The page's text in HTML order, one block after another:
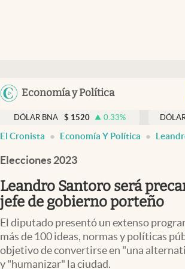
Economía y Política
Members
Economía y Política
Finanzas y Mercados
Mercados Online
Negocios
Columnistas
Otras secciones
Apertura
$ 1520 0.33 % DÓLAR BLUE $
El Cronista Economía Y Política
Elecciones 2023
Leandro Santoro será
jefe de gobierno porteño
El diputado presentó un extenso
más de 100 ideas, normas y políticas
objetivo de convertirse en "una
y "humanizar" la ciudad.